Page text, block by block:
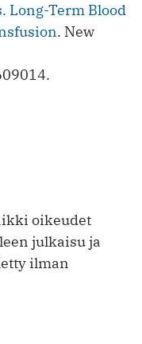
Long-Term Blood
. New
oikeudet
julkaisu ja
ilman